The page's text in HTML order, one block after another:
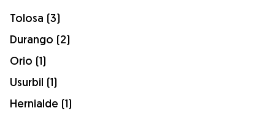
Tolosa (3)
Durango (2)
Orio (1)
Usurbil (1)
Hernialde (1)